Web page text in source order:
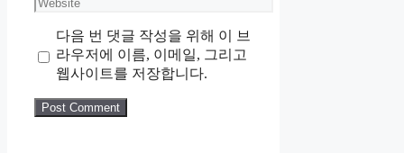
다음 번 댓글 작성을 위해 이 브
라우저에 이름, 이메일, 그리고
웹사이트를 저장합니다.